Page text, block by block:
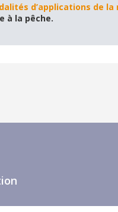
d’applications de
à la pêche.